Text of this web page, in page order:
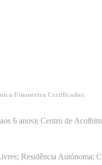
Financeira Certificadas:
6 anos); Centro de
Residência